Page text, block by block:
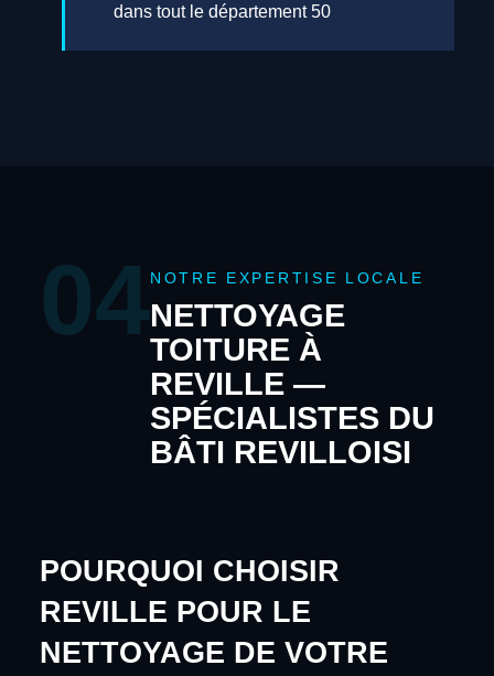
dans tout le département 50
04 NOTRE EXPERTISE LOCALE
NETTOYAGE
TOITURE À
REVILLE —
SPÉCIALISTES DU
BÂTI REVILLOISI
POURQUOI CHOISIR
REVILLE POUR LE
NETTOYAGE DE VOTRE